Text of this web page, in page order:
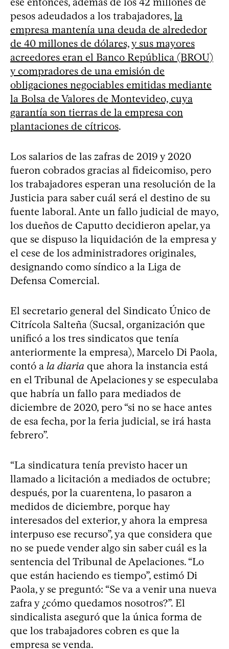
pesos adeudados a los trabajadores, la
empresa mantenía una deuda de alrededor
de 40 millones de dólares, y sus mayores
acreedores eran el Banco República (BROU)
y compradores de una emisión de
obligaciones negociables emitidas mediante
la Bolsa de Valores de Montevideo, cuya
garantía son tierras de la empresa con
plantaciones de cítricos.
Los salarios de las zafras de 2019 y 2020
fueron cobrados gracias al fideicomiso, pero
los trabajadores esperan una resolución de la
Justicia para saber cuál será el destino de su
fuente laboral. Ante un fallo judicial de mayo,
los dueños de Caputto decidieron apelar, ya
que se dispuso la liquidación de la empresa y
el cese de los administradores originales,
designando como síndico a la Liga de
Defensa Comercial.
El secretario general del Sindicato Único de
Citrícola Salteña (Sucsal, organización que
unificó a los tres sindicatos que tenía
anteriormente la empresa), Marcelo Di Paola,
contó a la diaria que ahora la instancia está
en el Tribunal de Apelaciones y se especulaba
que habría un fallo para mediados de
diciembre de 2020, pero “si no se hace antes
de esa fecha, por la feria judicial, se irá hasta
febrero”.
“La sindicatura tenía previsto hacer un
llamado a licitación a mediados de octubre;
después, por la cuarentena, lo pasaron a
medidos de diciembre, porque hay
interesados del exterior, y ahora la empresa
interpuso ese recurso”, ya que considera que
no se puede vender algo sin saber cuál es la
sentencia del Tribunal de Apelaciones. “Lo
que están haciendo es tiempo”, estimó Di
Paola, y se preguntó: “Se va a venir una nueva
zafra y ¿cómo quedamos nosotros?”. El
sindicalista aseguró que la única forma de
que los trabajadores cobren es que la
empresa se venda.